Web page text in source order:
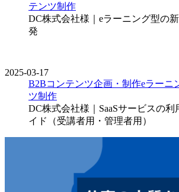
テンツ制作
DC株式会社様｜eラーニング型の
発
2025-03-17
B2Bコンテンツ企画・制作eラーニ
ツ制作
DC株式会社様｜SaaSサービスの
イド（受講者用・管理者用）